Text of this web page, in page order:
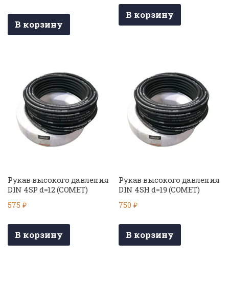
В корзину
В корзину
Рукав высокого давления
DIN 4SP d=12 (COMET)
575 ₽
В корзину
Рукав высокого давления
DIN 4SH d=19 (COMET)
750₽
В корзину